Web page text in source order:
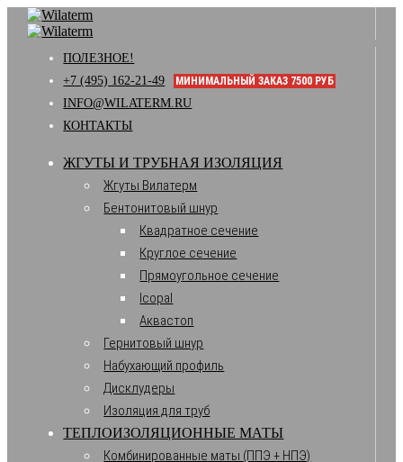
ПОЛЕЗНОЕ!
+7 (495) 162-21-49
МИНИМАЛЬНЫЙ ЗАКАЗ 7500 РУБ
INFO@WILATERM.RU
КОНТАКТЫ
ЖГУТЫ И ТРУБНАЯ ИЗОЛЯЦИЯ
Жгуты Вилатерм
Бентонитовый шнур
Квадратное сечение
Круглое сечение
Прямоугольное сечение
Icopal
Аквастоп
Гернитовый шнур
Набухающий профиль
Дисклудеры
Изоляция для труб
ТЕПЛОИЗОЛЯЦИОННЫЕ МАТЫ
Комбинированные маты (ППЭ + НПЭ)